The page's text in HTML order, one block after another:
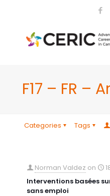
F17 – FR –
Categories Tags
Norman Valdez on
Interventions basées
sans emploi